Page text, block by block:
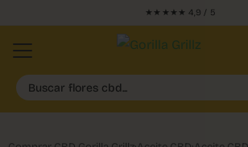
★★★★★ 4,9 / 5
Buscar flores cbd...